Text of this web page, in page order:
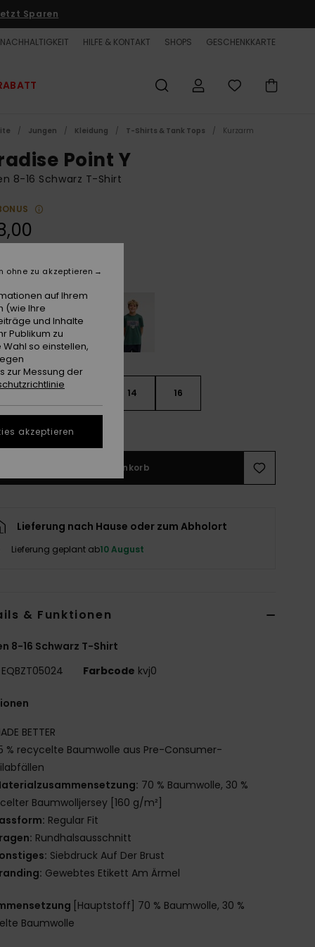
Sparen
NACHHALTIGKEIT HILFE & KONTAKT SHOPS GESCHENKKARTE
Jungen Kleidung T-Shirts & Tank Tops Kurzarm
Point Y
8-16 Schwarz T-Shirt
Black
10 14 16
ansehen
In den Warenkorb
Lieferung nach Hause oder zum Abholort
Lieferung geplant ab10 August
& Funktionen
8-16 Schwarz T-Shirt
EQBZT05024 Farbcode kvj0
BETTER
% recycelte Baumwolle aus Pre-Consumer-
70 % Baumwolle, 30 %
Baumwolljersey [160 g/m²]
Regular Fit
Rundhalsausschnitt
Siebdruck Auf Der Brust
Gewebtes Etikett Am Ärmel
[Hauptstoff] 70 % Baumwolle, 30 %
Baumwolle
auf Ihrem
(wie Ihre
und Inhalte
Publikum zu
so einstellen,
zur Messung der
ohne zu akzeptieren
akzeptieren